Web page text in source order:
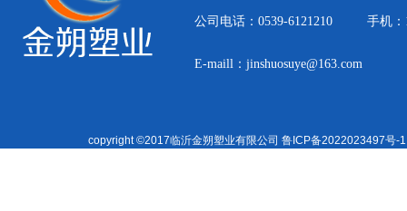
公司电话：0539-6121210 手机：
E-maill：jinshuosuye@163.com
copyright ©2017临沂金朔塑业有限公司 鲁ICP备2022023497号-1